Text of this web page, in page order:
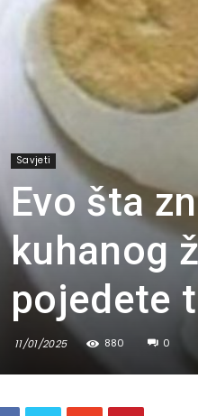
Savjeti
Evo šta
kuhanog
pojedete
11/01/2025 880 0